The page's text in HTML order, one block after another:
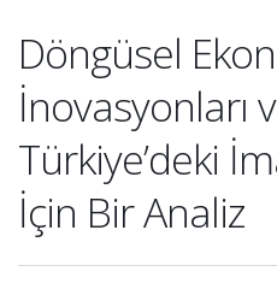
Döngüsel
İnovasyonları
Türkiye’deki
İçin Bir Analiz